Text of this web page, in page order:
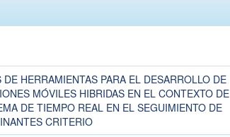
DE HERRAMIENTAS PARA EL DESARROLLO DE
MÓVILES HIBRIDAS EN EL CONTEXTO DE
DE TIEMPO REAL EN EL SEGUIMIENTO DE
CRITERIO